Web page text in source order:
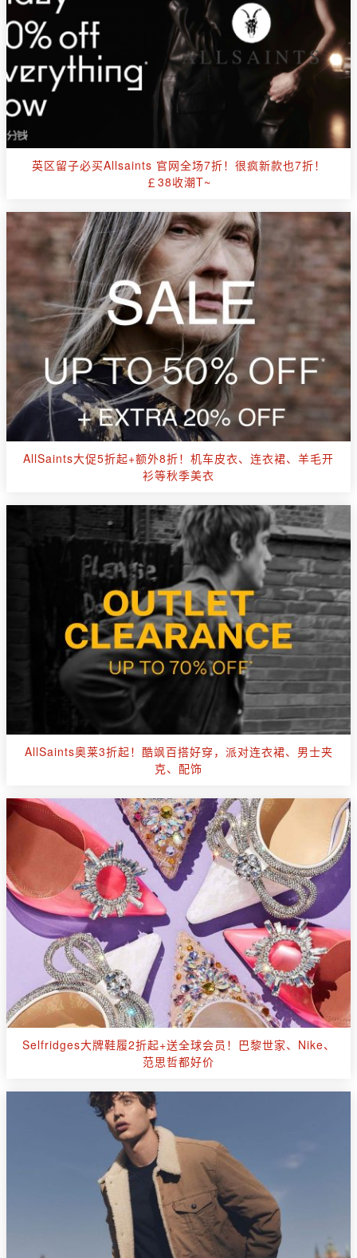
英区留子必买Allsaints 官网全场7折！很疯新款也7折！
￡38收潮T~
AllSaints大促5折起+额外8折！机车皮衣、连衣裙、羊毛开
衫等秋季美衣
AllSaints奥莱3折起！酷飒百搭好穿，派对连衣裙、男士夹
克、配饰
Selfridges大牌鞋履2折起+送全球会员！巴黎世家、Nike、
范思哲都好价